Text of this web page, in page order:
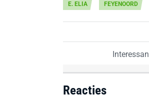
E. ELIA FEYENOORD
Reacties